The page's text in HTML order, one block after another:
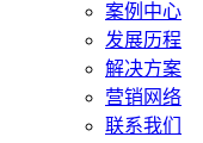
案例中心
发展历程
解决方案
营销网络
联系我们